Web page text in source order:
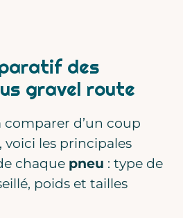
des
gravel route
comparer d’un coup
voici les principales
chaque pneu : type de
poids et tailles